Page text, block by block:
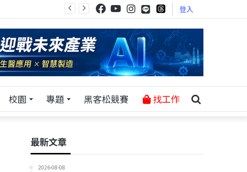
登入
校園 專題 黑客松競賽 找工作
最新文章
2026-08-08